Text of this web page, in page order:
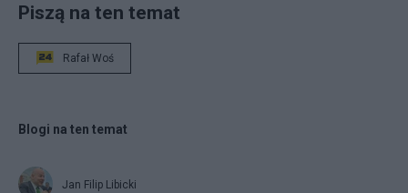
Piszą na ten temat
Rafał Woś
Blogi na ten temat
Jan Filip Libicki